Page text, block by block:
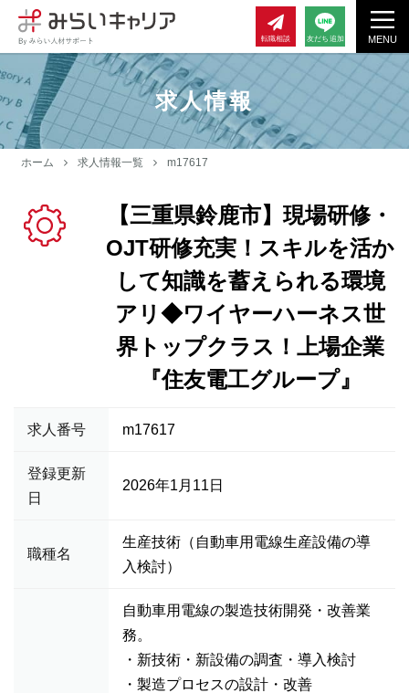
MENU
転職相談 友だち追加
求人情報
ホーム 求人情報一覧 m17617
【三重県鈴鹿市】現場研修・
OJT研修充実！スキルを活か
して知識を蓄えられる環境
アリ◆ワイヤーハーネス世
界トップクラス！上場企業
『住友電工グループ』
求人番号 m17617
登録更新
日
2026年1月11日
職種名
生産技術（自動車用電線生産設備の導
入検討）
自動車用電線の製造技術開発・改善業
務。
・新技術・新設備の調査・導入検討
・製造プロセスの設計・改善